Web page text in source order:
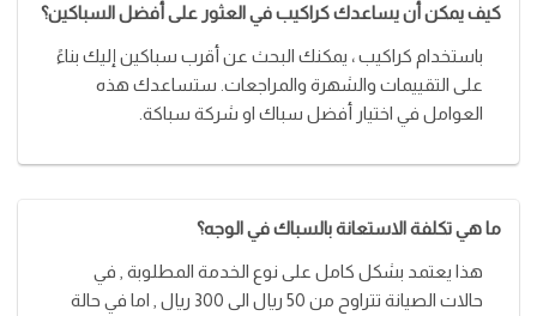
كيف يمكن أن يساعدك كراكيب في العثور على أفضل السباكين؟
باستخدام كراكيب ، يمكنك البحث عن أقرب سباكين إليك بناءً
على التقييمات والشهرة والمراجعات. ستساعدك هذه
العوامل في اختيار أفضل سباك او شركة سباكة.
ما هي تكلفة الاستعانة بالسباك في الوجه؟
هذا يعتمد بشكل كامل على نوع الخدمة المطلوبة , في
حالات الصيانة تتراوح من 50 ريال الى 300 ريال , اما في حالة